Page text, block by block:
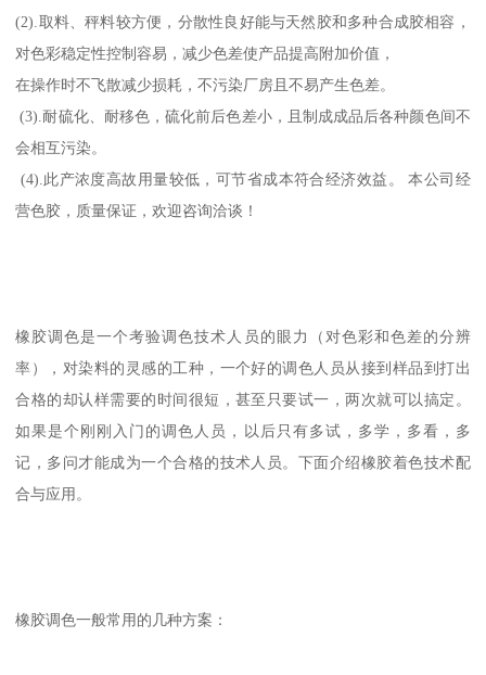
(2).取料、秤料较方便，分散性良好能与天然胶和多种合成胶相容，
对色彩稳定性控制容易，减少色差使产品提高附加价值，
在操作时不飞散减少损耗，不污染厂房且不易产生色差。
(3).耐硫化、耐移色，硫化前后色差小，且制成成品后各种颜色间不
会相互污染。
(4).此产浓度高故用量较低，可节省成本符合经济效益。 本公司经
营色胶，质量保证，欢迎咨询洽谈！
橡胶调色是一个考验调色技术人员的眼力（对色彩和色差的分辨
率），对染料的灵感的工种，一个好的调色人员从接到样品到打出
合格的却认样需要的时间很短，甚至只要试一，两次就可以搞定。
如果是个刚刚入门的调色人员，以后只有多试，多学，多看，多
记，多问才能成为一个合格的技术人员。下面介绍橡胶着色技术配
合与应用。
橡胶调色一般常用的几种方案：